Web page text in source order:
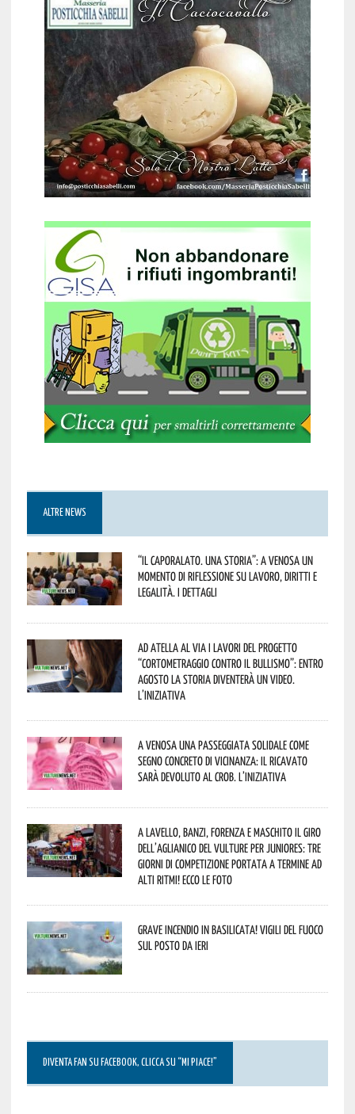
ALTRE NEWS
“Il caporalato. Una storia”: a Venosa un
momento di riflessione su lavoro, diritti e
legalità. I dettagli
Ad Atella al via i lavori del progetto
“Cortometraggio contro il bullismo”: entro
agosto la storia diventerà un video.
L’iniziativa
A Venosa una passeggiata solidale come
segno concreto di vicinanza: il ricavato
sarà devoluto al CROB. L’iniziativa
A Lavello, Banzi, Forenza e Maschito il Giro
dell’Aglianico del Vulture per juniores: tre
giorni di competizione portata a termine ad
alti ritmi! Ecco le foto
Grave incendio in Basilicata! Vigili del fuoco
sul posto da ieri
DIVENTA FAN SU FACEBOOK, CLICCA SU “MI PIACE!”